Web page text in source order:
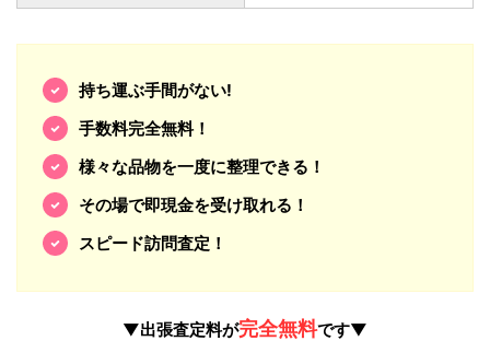
持ち運ぶ手間がない!
手数料完全無料！
様々な品物を一度に整理できる！
その場で即現金を受け取れる！
スピード訪問査定！
▼出張査定料が完全無料です▼